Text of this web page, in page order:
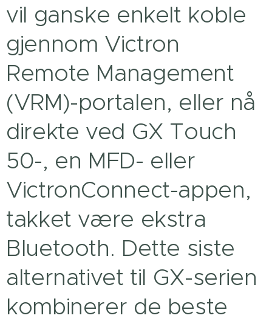
vil ganske enkelt koble
gjennom Victron
Remote Management
(VRM)-portalen, eller nå
direkte ved GX Touch
50-, en MFD- eller
VictronConnect-appen,
takket være ekstra
Bluetooth. Dette siste
alternativet til GX-serien
kombinerer de beste